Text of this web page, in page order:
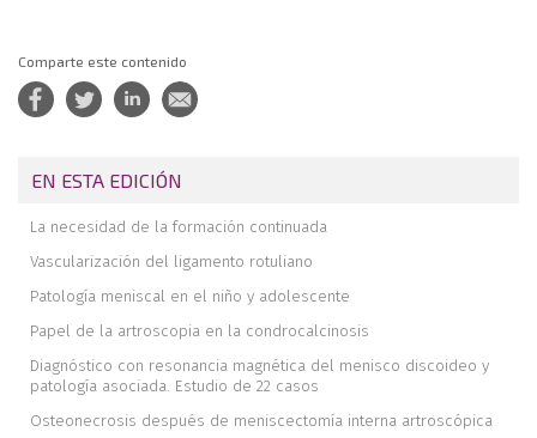
Comparte este contenido
EN ESTA EDICIÓN
La necesidad de la formación continuada
Vascularización del ligamento rotuliano
Patología meniscal en el niño y adolescente
Papel de la artroscopia en la condrocalcinosis
Diagnóstico con resonancia magnética del menisco discoideo y
patología asociada. Estudio de 22 casos
Osteonecrosis después de meniscectomía interna artroscópica